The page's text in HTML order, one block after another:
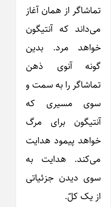
تماشاگر از همان آغاز
می‌داند که آنتیگون
خواهد مرد. بدین
گونه آنوی ذهن
تماشاگر را به سمت و
سوی مسیری که
آنتیگون برای مرگ
خواهد پیمود هدایت
می‌کند. هدایت به
سوی دیدن جزئیاتی
از یک کلّ.